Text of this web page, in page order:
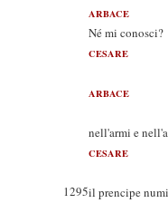
ARBACE
Né mi conosci?
CESARE
ARBACE
Son
nell'armi e
CESARE
1295il prencipe